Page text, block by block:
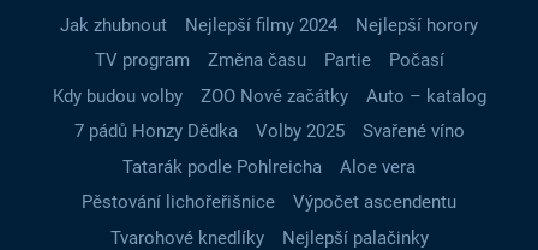
Jak zhubnout Nejlepší filmy 2024
Nejlepší horory
TV program
Změna času Partie
Počasí
Kdy budou volby
ZOO Nové začátky
Auto – katalog
7 pádů Honzy Dědka
Volby 2025
Svařené víno
Tatarák podle Pohlreicha
Aloe vera
Pěstování lichořeřišnice
Výpočet ascendentu
Tvarohové knedlíky
Nejlepší palačinky